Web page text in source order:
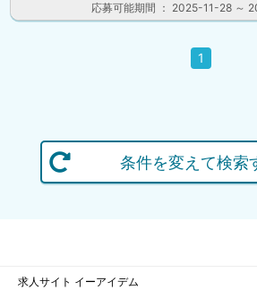
応募可能期間 ： 2025-11-28 ～
1
条件を変えて検索
求人サイト イーアイデム